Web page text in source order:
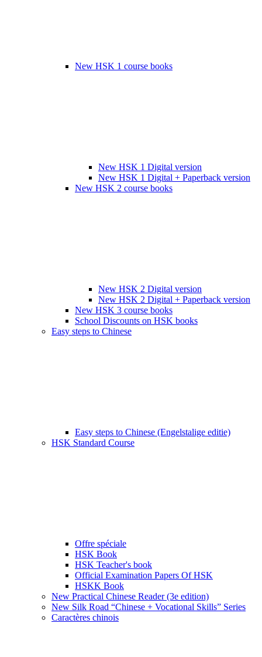
New HSK 1 course books
New HSK 1 Digital version
New HSK 1 Digital + Paperback version
New HSK 2 course books
New HSK 2 Digital version
New HSK 2 Digital + Paperback version
New HSK 3 course books
School Discounts on HSK books
Easy steps to Chinese
Easy steps to Chinese (Engelstalige editie)
HSK Standard Course
Offre spéciale
HSK Book
HSK Teacher's book
Official Examination Papers Of HSK
HSKK Book
New Practical Chinese Reader (3e edition)
New Silk Road “Chinese + Vocational Skills” Series
Caractères chinois